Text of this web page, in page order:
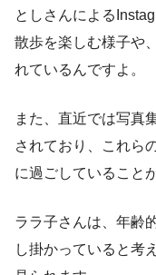
としさんによる
散歩を楽しむ様子や
れているんですよ。
また、直近では写真
されており、これら
に過ごしていること
ララ子さんは、年齢
し掛かっていると考